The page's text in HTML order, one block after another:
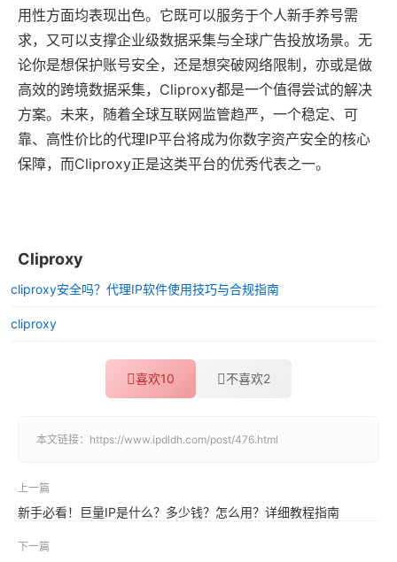
用性方面均表现出色。它既可以服务于个人新手养号需
求，又可以支撑企业级数据采集与全球广告投放场景。无
论你是想保护账号安全，还是想突破网络限制，亦或是做
高效的跨境数据采集，Cliproxy都是一个值得尝试的解决
方案。未来，随着全球互联网监管趋严，一个稳定、可
靠、高性价比的代理IP平台将成为你数字资产安全的核心
保障，而Cliproxy正是这类平台的优秀代表之一。
Cliproxy
cliproxy安全吗？代理IP软件使用技巧与合规指南
cliproxy
喜欢10 不喜欢2
本文链接： https://www.ipdldh.com/post/476.html
上一篇
新手必看！巨量IP是什么？多少钱？怎么用？详细教程指南
下一篇